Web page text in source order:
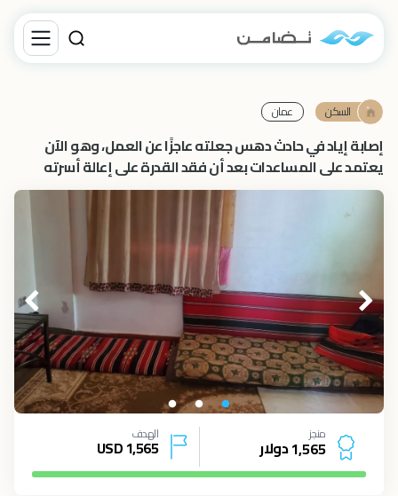
السكن عمان
إصابة إياد في حادث دهس جعلته عاجزًا عن العمل، وهو الآن
يعتمد على المساعدات بعد أن فقد القدرة على إعالة أسرته
منجز
1,565 دولار
الهدف
1,565
USD